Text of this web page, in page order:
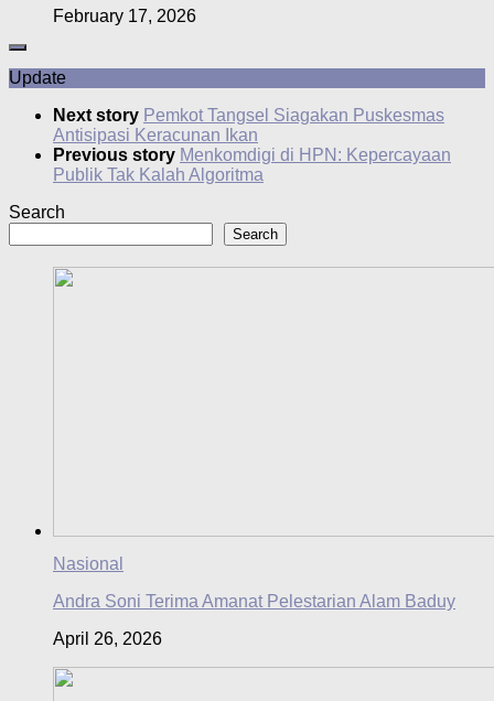
February 17, 2026
Update
Next story Pemkot Tangsel Siagakan Puskesmas
Antisipasi Keracunan Ikan
Previous story Menkomdigi di HPN: Kepercayaan
Publik Tak Kalah Algoritma
Search
Search
Nasional
Andra Soni Terima Amanat Pelestarian Alam Baduy
April 26, 2026